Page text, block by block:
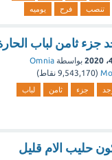
تنصب فرح يوميه
جزء ثامن لباب
بواسطة Omnia
(
9,543,170 نقاط)
جزء ثامن
لباب
حليب الام قليل